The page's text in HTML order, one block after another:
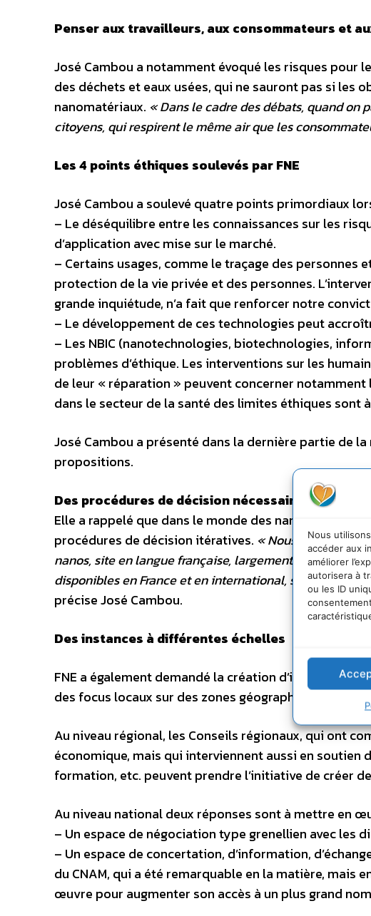
Nous
accéder aux
améliorer
autorisera à
ou les ID
Penser aux travailleurs, aux consommateurs et
José Cambou a notamment évoqué les risques pour
des déchets et eaux usées, qui ne sauront pas si les
nanomatériaux. « Dans le cadre des débats, quand on
citoyens, qui respirent le même air que les
Les 4 points éthiques soulevés par FNE
José Cambou a soulevé quatre points primordiaux
– Le déséquilibre entre les connaissances sur les
d’application avec mise sur le marché.
– Certains usages, comme le traçage des
protection de la vie privée et des personnes.
grande inquiétude, n’a fait que renforcer notre
– Le développement de ces technologies peut
– Les NBIC (nanotechnologies, biotechnologies,
problèmes d’éthique. Les interventions sur les
de leur « réparation » peuvent concerner
dans le secteur de la santé des limites éthiques sont
José Cambou a présenté dans la dernière partie de
propositions.
Des procédures de décision nécessaires
Elle a rappelé que dans le monde des nanos,
procédures de décision itératives. « Nous avons
nanos, site en langue française, largement accessible
disponibles en France et en international, site sur
précise José Cambou.
Des instances à différentes échelles
FNE a également demandé la création d’instance à
des focus locaux sur des zones géographiques telles
Au niveau régional, les Conseils régionaux, qui ont
économique, mais qui interviennent aussi en soutien
formation, etc. peuvent prendre l’initiative de créer
Au niveau national deux réponses sont à mettre en
– Un espace de négociation type grenellien avec les
– Un espace de concertation, d’information,
du CNAM, qui a été remarquable en la matière,
œuvre pour augmenter son accès à un plus grand